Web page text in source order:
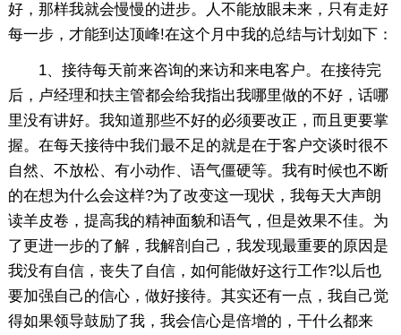
好，那样我就会慢慢的进步。人不能放眼未来，只有走好
每一步，才能到达顶峰!在这个月中我的总结与计划如下：
1、接待每天前来咨询的来访和来电客户。在接待完
后，卢经理和扶主管都会给我指出我哪里做的不好，话哪
里没有讲好。我知道那些不好的必须要改正，而且更要掌
握。在每天接待中我们最不足的就是在于客户交谈时很不
自然、不放松、有小动作、语气僵硬等。我有时候也不断
的在想为什么会这样?为了改变这一现状，我每天大声朗
读羊皮卷，提高我的精神面貌和语气，但是效果不佳。为
了更进一步的了解，我解剖自己，我发现最重要的原因是
我没有自信，丧失了自信，如何能做好这行工作?以后也
要加强自己的信心，做好接待。其实还有一点，我自己觉
得如果领导鼓励了我，我会信心是倍增的，干什么都来